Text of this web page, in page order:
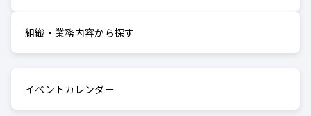
組織・業務内容から探す
イベントカレンダー